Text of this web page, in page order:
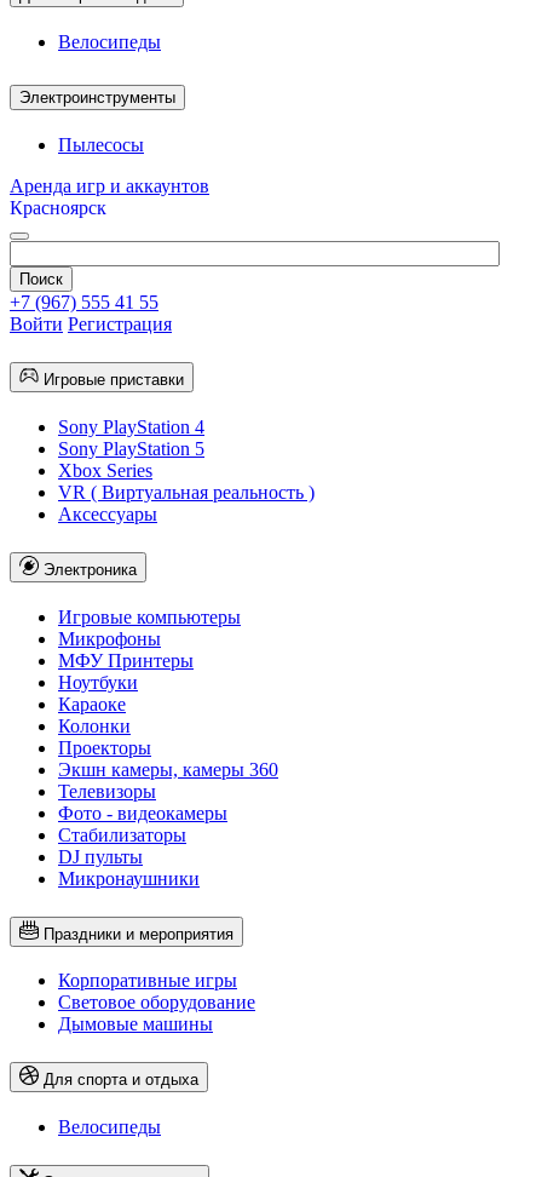
Велосипеды
Электроинструменты
Пылесосы
Аренда игр и аккаунтов
Красноярск
+7 (967) 555 41 55
Войти Регистрация
Игровые приставки
Sony PlayStation 4
Sony PlayStation 5
Xbox Series
VR ( Виртуальная реальность )
Аксессуары
Электроника
Игровые компьютеры
Микрофоны
МФУ Принтеры
Ноутбуки
Караоке
Колонки
Проекторы
Экшн камеры, камеры 360
Телевизоры
Фото - видеокамеры
Стабилизаторы
DJ пульты
Микронаушники
Праздники и мероприятия
Корпоративные игры
Световое оборудование
Дымовые машины
Для спорта и отдыха
Велосипеды